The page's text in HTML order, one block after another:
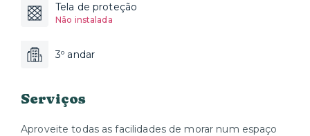
Tela de proteção
Não instalada
3º andar
Serviços
Aproveite todas as facilidades de morar num espaço